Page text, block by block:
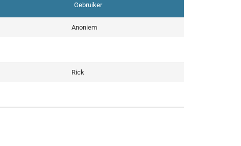
Gebruiker
Anoniem
Rick